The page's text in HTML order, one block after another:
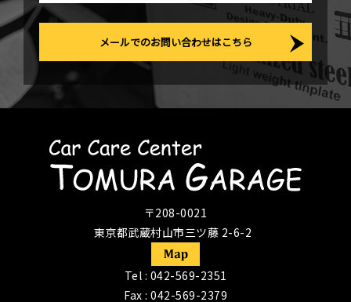
メールでのお問い合わせはこちら
〒208-0021
東京都武蔵村山市三ツ藤 2-6-2
Tel : 042-569-2351
Fax : 042-569-2379